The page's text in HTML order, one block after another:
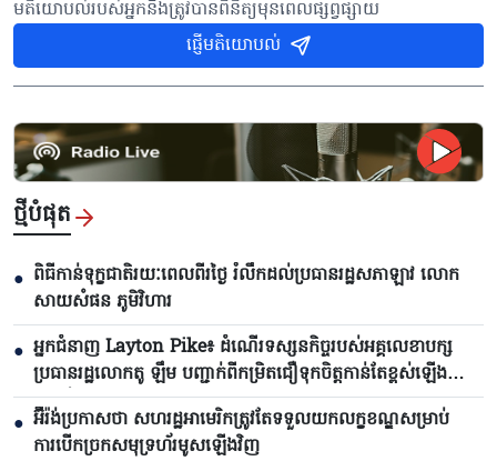
មតិយោបល់របស់អ្នកនឹងត្រូវបានពិនិត្យមុនពេលផ្សព្វផ្សាយ
ផ្ញើមតិយោបល់
ថ្មីបំផុត
● ពិធីកាន់ទុក្ខជាតិរយៈពេលពីរថ្ងៃ រំលឹកដល់ប្រធានរដ្ឋសភាឡាវ លោក
សាយសំផន ភូមិវិហារ
● អ្នកជំនាញ Layton Pike៖ ដំណើរទស្សនកិច្ចរបស់អគ្គលេខាបក្ស
ប្រធានរដ្ឋលោកតូ ឡឹម បញ្ជាក់ពីកម្រិតជឿទុកចិត្តកាន់តែខ្ពស់ឡើង
រវាងវៀតណាមនិងអូស្ត្រាលី
● អ៊ីរ៉ង់ប្រកាសថា សហរដ្ឋអាមេរិកត្រូវតែទទួលយកលក្ខខណ្ឌសម្រាប់
ការបើកច្រកសមុទ្រហ័រមូសឡើងវិញ